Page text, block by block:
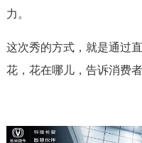
力。
这次秀的方式，就是通过
花，花在哪儿，告诉消费者